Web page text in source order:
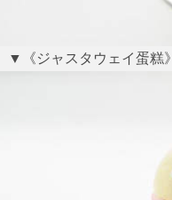
▼《ジャスタウェイ蛋糕》